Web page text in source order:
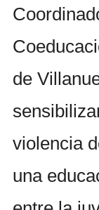
de
violencia
una